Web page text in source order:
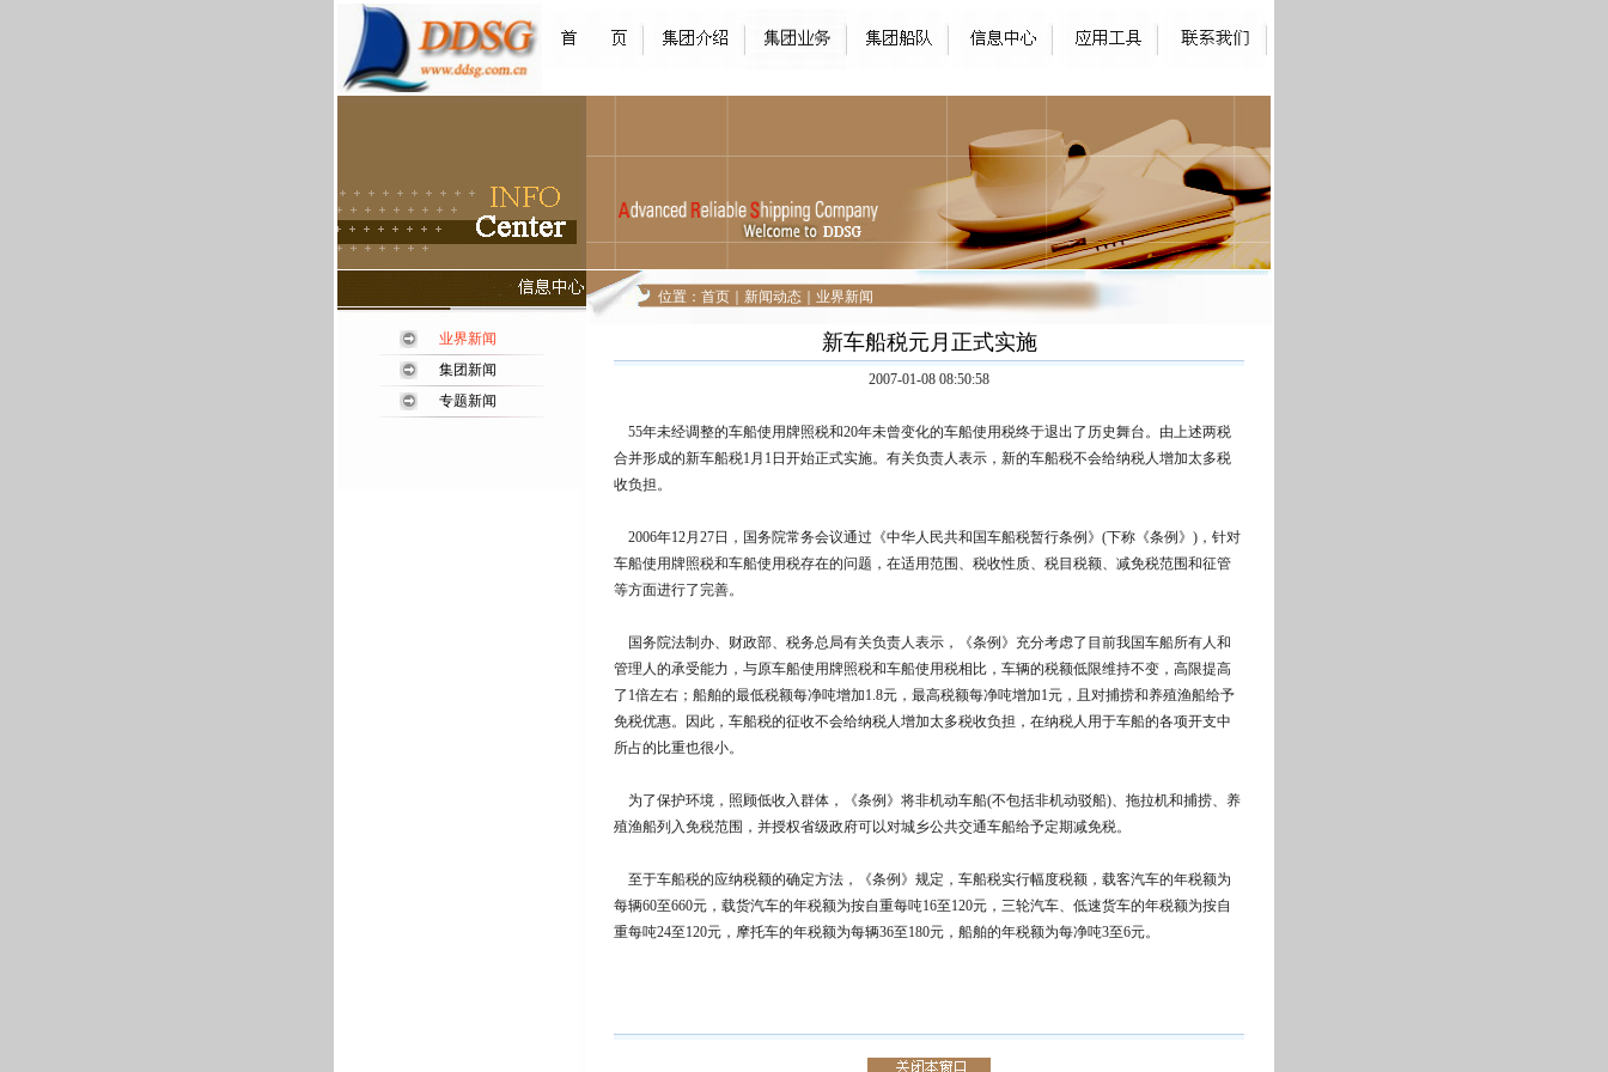
业界新闻
集团新闻
专题新闻
位置： 首页 新闻动态 业界新闻
新车船税元月正式实施
2007-01-08 08:50:58
55年未经调整的车船使用牌照税和20年未曾变化的车船使用税终于退出了历史舞台。由上述两税
合并形成的新车船税1月1日开始正式实施。有关负责人表示，新的车船税不会给纳税人增加太多税
收负担。
2006年12月27日，国务院常务会议通过《中华人民共和国车船税暂行条例》(下称《条例》)，针对
车船使用牌照税和车船使用税存在的问题，在适用范围、税收性质、税目税额、减免税范围和征管
等方面进行了完善。
国务院法制办、财政部、税务总局有关负责人表示，《条例》充分考虑了目前我国车船所有人和
管理人的承受能力，与原车船使用牌照税和车船使用税相比，车辆的税额低限维持不变，高限提高
了1倍左右；船舶的最低税额每净吨增加1.8元，最高税额每净吨增加1元，且对捕捞和养殖渔船给予
免税优惠。因此，车船税的征收不会给纳税人增加太多税收负担，在纳税人用于车船的各项开支中
所占的比重也很小。
为了保护环境，照顾低收入群体，《条例》将非机动车船(不包括非机动驳船)、拖拉机和捕捞、养
殖渔船列入免税范围，并授权省级政府可以对城乡公共交通车船给予定期减免税。
至于车船税的应纳税额的确定方法，《条例》规定，车船税实行幅度税额，载客汽车的年税额为
每辆60至660元，载货汽车的年税额为按自重每吨16至120元，三轮汽车、低速货车的年税额为按自
重每吨24至120元，摩托车的年税额为每辆36至180元，船舶的年税额为每净吨3至6元。